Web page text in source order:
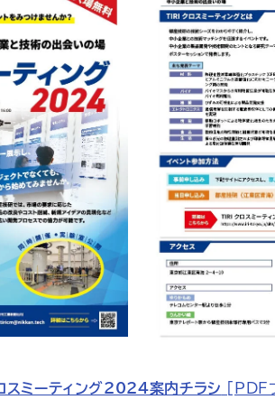
ミーティング2024案内チラシ [PDF